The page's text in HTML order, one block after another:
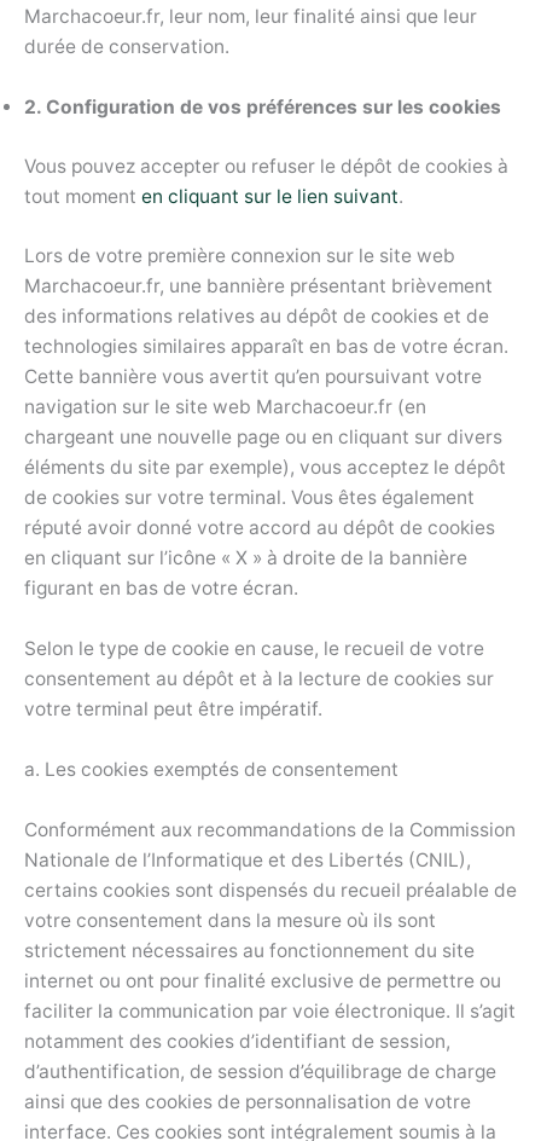
Marchacoeur.fr, leur nom, leur finalité ainsi que leur
durée de conservation.
2. Configuration de vos préférences sur les cookies
Vous pouvez accepter ou refuser le dépôt de cookies à
tout moment en cliquant sur le lien suivant.
Lors de votre première connexion sur le site web
Marchacoeur.fr, une bannière présentant brièvement
des informations relatives au dépôt de cookies et de
technologies similaires apparaît en bas de votre écran.
Cette bannière vous avertit qu’en poursuivant votre
navigation sur le site web Marchacoeur.fr (en
chargeant une nouvelle page ou en cliquant sur divers
éléments du site par exemple), vous acceptez le dépôt
de cookies sur votre terminal. Vous êtes également
réputé avoir donné votre accord au dépôt de cookies
en cliquant sur l’icône « X » à droite de la bannière
figurant en bas de votre écran.
Selon le type de cookie en cause, le recueil de votre
consentement au dépôt et à la lecture de cookies sur
votre terminal peut être impératif.
a. Les cookies exemptés de consentement
Conformément aux recommandations de la Commission
Nationale de l’Informatique et des Libertés (CNIL),
certains cookies sont dispensés du recueil préalable de
votre consentement dans la mesure où ils sont
strictement nécessaires au fonctionnement du site
internet ou ont pour finalité exclusive de permettre ou
faciliter la communication par voie électronique. Il s’agit
notamment des cookies d’identifiant de session,
d’authentification, de session d’équilibrage de charge
ainsi que des cookies de personnalisation de votre
interface. Ces cookies sont intégralement soumis à la